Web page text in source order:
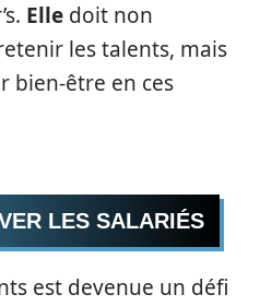
Elle doit non
les talents, mais
bien-être en ces
LES SALARIÉS
est devenue un défi